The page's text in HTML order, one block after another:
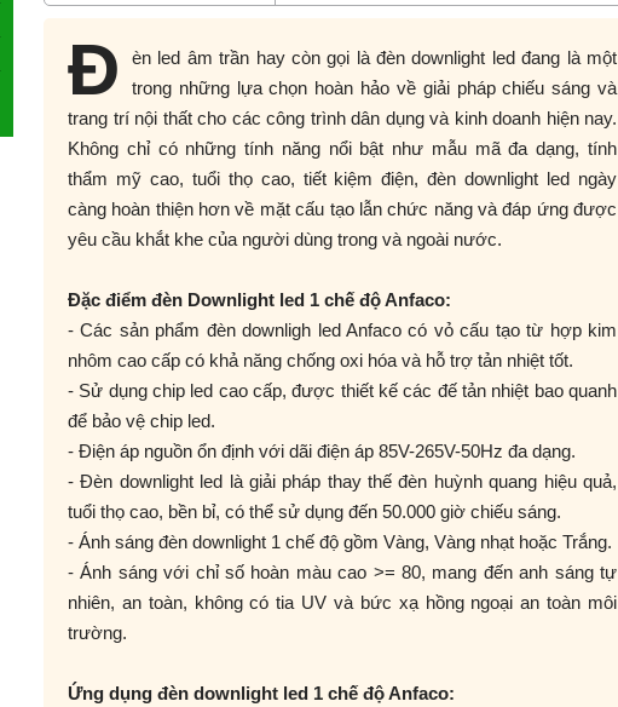
Đ
èn led âm trần hay còn gọi là đèn downlight led đang là một
trong những lựa chọn hoàn hảo về giải pháp chiếu sáng và
trang trí nội thất cho các công trình dân dụng và kinh doanh hiện nay.
Không chỉ có những tính năng nổi bật như mẫu mã đa dạng, tính
thẩm mỹ cao, tuổi thọ cao, tiết kiệm điện, đèn downlight led ngày
càng hoàn thiện hơn về mặt cấu tạo lẫn chức năng và đáp ứng được
yêu cầu khắt khe của người dùng trong và ngoài nước.
Đặc điểm đèn Downlight led 1 chế độ Anfaco:
- Các sản phẩm đèn downligh led Anfaco có vỏ cấu tạo từ hợp kim
nhôm cao cấp có khả năng chống oxi hóa và hỗ trợ tản nhiệt tốt.
- Sử dụng chip led cao cấp, được thiết kế các đế tản nhiệt bao quanh
để bảo vệ chip led.
- Điện áp nguồn ổn định với dãi điện áp 85V-265V-50Hz đa dạng.
- Đèn downlight led là giải pháp thay thế đèn huỳnh quang hiệu quả,
tuổi thọ cao, bền bỉ, có thể sử dụng đến 50.000 giờ chiếu sáng.
- Ánh sáng đèn downlight 1 chế độ gồm Vàng, Vàng nhạt hoặc Trắng.
- Ánh sáng với chỉ số hoàn màu cao >= 80, mang đến anh sáng tự
nhiên, an toàn, không có tia UV và bức xạ hồng ngoại an toàn môi
trường.
Ứng dụng đèn downlight led 1 chế độ Anfaco: